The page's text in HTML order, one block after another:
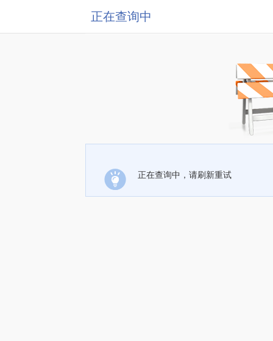
正在查询中
正在查询中，请刷新重试